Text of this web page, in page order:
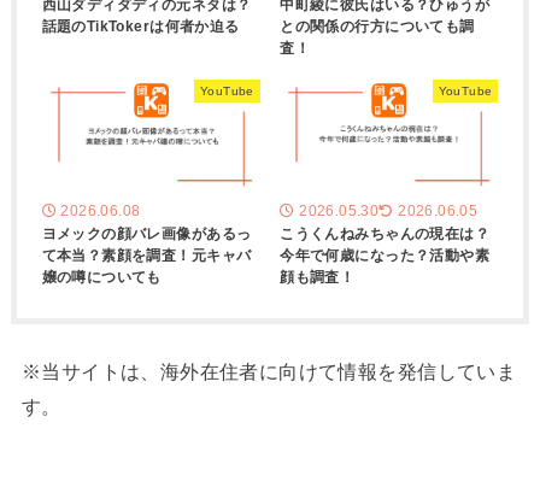
西山ダディダディの元ネタは？
話題のTikTokerは何者か迫る
中町綾に彼氏はいる？ひゅうが
との関係の行方についても調
査！
YouTube
2026.06.08
ヨメックの顔バレ画像があるっ
て本当？素顔を調査！元キャバ
嬢の噂についても
YouTube
2026.05.30 2026.06.05
こうくんねみちゃんの現在は？
今年で何歳になった？活動や素
顔も調査！
※当サイトは、海外在住者に向けて情報を発信していま
す。